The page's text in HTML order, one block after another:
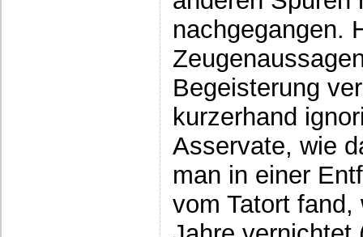
nachgegangen.
Begeisterung
kurzerhand
Asservate, wie
man in einer
vom Tatort